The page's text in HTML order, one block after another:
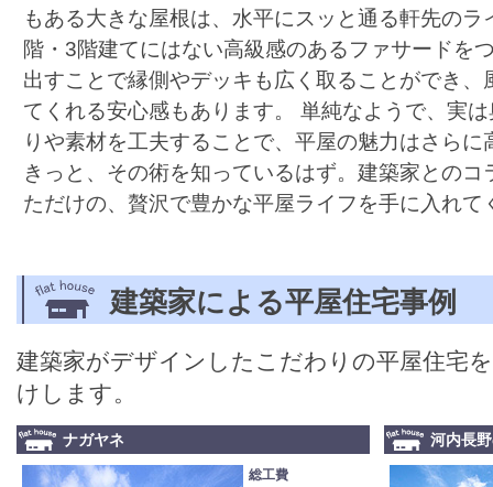
もある大きな屋根は、水平にスッと通る軒先の
階・3階建てにはない高級感のあるファサードを
出すことで縁側やデッキも広く取ることができ、
てくれる安心感もあります。 単純なようで、実
りや素材を工夫することで、平屋の魅力はさら
きっと、その術を知っているはず。建築家との
ただけの、贅沢で豊かな平屋ライフを手に入れて
建築家による平屋住宅事例
建築家がデザインしたこだわりの平屋住宅
けします。
ナガヤネ
総工費
河内長